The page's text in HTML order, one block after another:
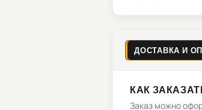
ДОСТАВКА И
КАК
Заказ можно